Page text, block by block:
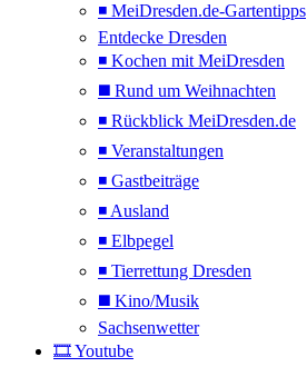
◾ MeiDresden.de-Gartentipps
Entdecke Dresden
◾ Kochen mit MeiDresden
◼️ Rund um Weihnachten
◾ Rückblick MeiDresden.de
◾ Veranstaltungen
◾ Gastbeiträge
◾ Ausland
◾ Elbpegel
◾ Tierrettung Dresden
◼️ Kino/Musik
Sachsenwetter
🎞️ Youtube